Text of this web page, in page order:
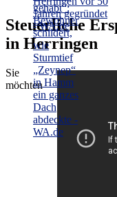
Steuerliche
in Herringen
Sie
möchten